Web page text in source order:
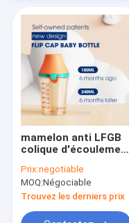
mamelon anti LFGB
colique d'écoulement
Bottle Fast de
triangle de 150ml
PPSU
Prix:negotiable
MOQ:Négociable
Trouvez les derniers prix